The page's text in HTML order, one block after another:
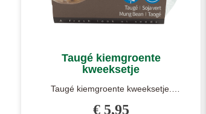
Taugé kiemgroente
kweeksetje
Taugé kiemgroente kweeksetje.
€ 5,95